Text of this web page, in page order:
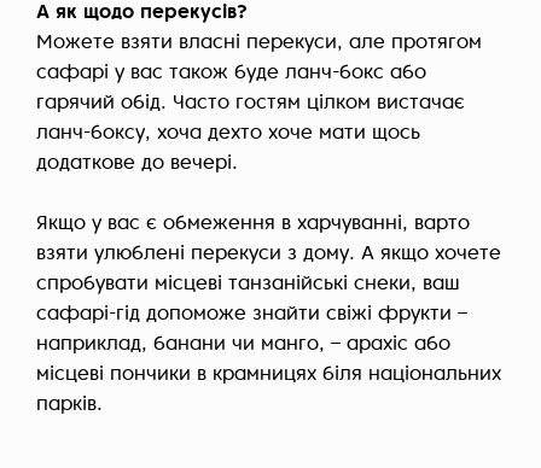
А як щодо перекусів?
Можете взяти власні перекуси, але протягом
сафарі у вас також буде ланч-бокс або
гарячий обід. Часто гостям цілком вистачає
ланч-боксу, хоча дехто хоче мати щось
додаткове до вечері.
Якщо у вас є обмеження в харчуванні, варто
взяти улюблені перекуси з дому. А якщо хочете
спробувати місцеві танзанійські снеки, ваш
сафарі-гід допоможе знайти свіжі фрукти –
наприклад, банани чи манго, – арахіс або
місцеві пончики в крамницях біля національних
парків.